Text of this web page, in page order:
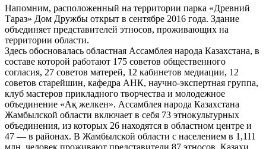
Напомним, расположенный на территории парка «Древний
Тараз» Дом Дружбы открыт в сентябре 2016 года. Здание
объединяет представителей этносов, проживающих на
территории области.
Здесь обосновалась областная Ассамблея народа Казахстана, в
составе которой работают 175 советов общественного
согласия, 27 советов матерей, 12 кабинетов медиации, 12
советов старейшин, кафедра АНК, научно-экспертная группа,
клуб мастеров прикладного творчества и молодежное
объединение «Ақ желкен». Ассамблея народа Казахстана
Жамбылской области включает в себя 73 этнокультурных
объединения, из которых 26 находятся в областном центре и
47 — в районах. В Жамбылской области с населением в 1,111